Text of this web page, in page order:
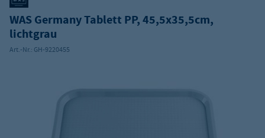
WAS Germany Tablett PP, 45,5x35,5cm,
lichtgrau
Art.-Nr.: GH-9220455